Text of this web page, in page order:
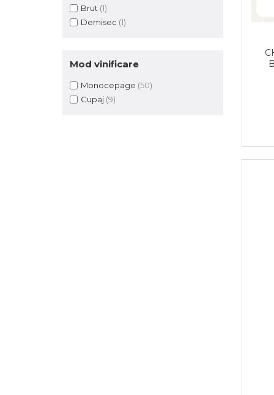
Brut (1)
Demisec (1)
Mod vinificare
Monocepage (50)
Cupaj (9)